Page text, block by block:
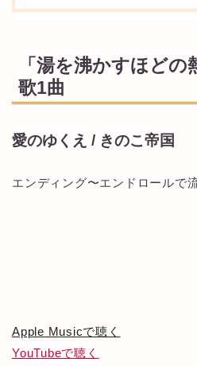
「湯を沸かすほどの
歌1曲
愛のゆくえ / きのこ帝国
エンディング〜エンドロールで
Apple Musicで聴く
YouTubeで聴く